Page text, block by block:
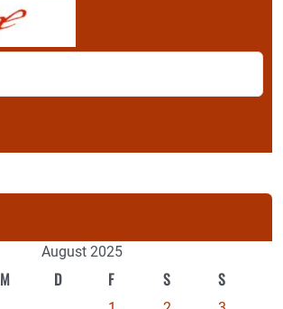
August 2025
M D F S S